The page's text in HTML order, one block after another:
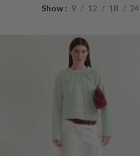
Show 9 12 18 24